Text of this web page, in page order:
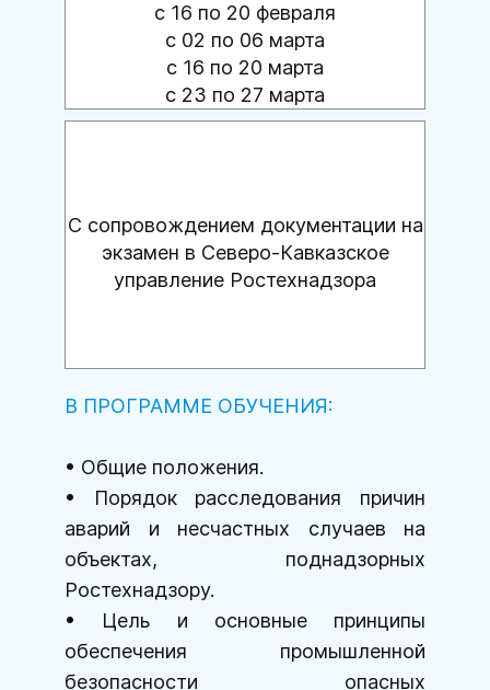
с 16 по 20 февраля
с 02 по 06 марта
с 16 по 20 марта
с 23 по 27 марта
С сопровождением документации на
экзамен в Северо-Кавказское
управление Ростехнадзора
В ПРОГРАММЕ ОБУЧЕНИЯ:
Общие положения.
Порядок расследования причин
аварий и несчастных случаев на
объектах, поднадзорных
Ростехнадзору.
Цель и основные принципы
обеспечения промышленной
безопасности опасных